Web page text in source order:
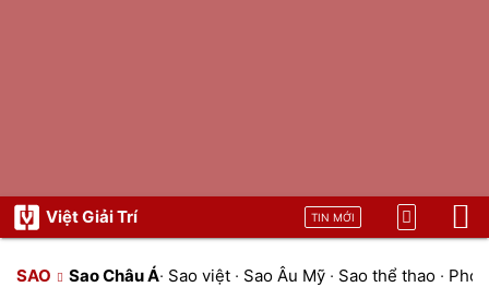
Việt Giải Trí TIN MỚI
SAO Sao Châu Á· Sao việt · Sao Âu Mỹ · Sao thể thao ·